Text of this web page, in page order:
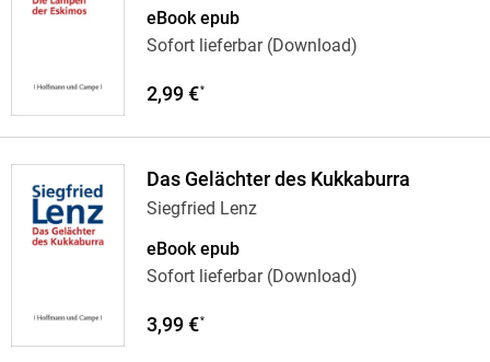
eBook epub
Sofort lieferbar (Download)
2,99 €*
Das Gelächter des Kukkaburra
Siegfried Lenz
eBook epub
Sofort lieferbar (Download)
3,99 €*